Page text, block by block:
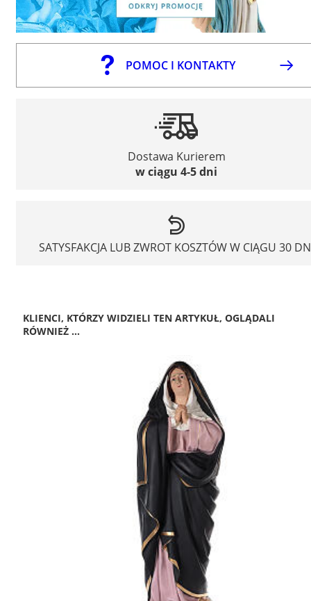
POMOC I KONTAKTY
Dostawa Kurierem
w ciągu 4-5 dni
SATYSFAKCJA LUB ZWROT KOSZTÓW W CIĄGU 30
KLIENCI, KTÓRZY WIDZIELI TEN ARTYKUŁ, OGLĄDALI
RÓWNIEŻ ...